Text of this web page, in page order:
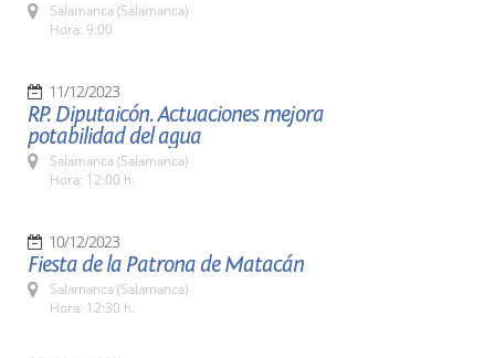
Salamanca (Salamanca)
Hora: 9:00
11/12/2023
RP. Diputaicón. Actuaciones mejora
potabilidad del agua
Salamanca (Salamanca)
Hora: 12:00 h.
10/12/2023
Fiesta de la Patrona de Matacán
Salamanca (Salamanca)
Hora: 12:30 h.